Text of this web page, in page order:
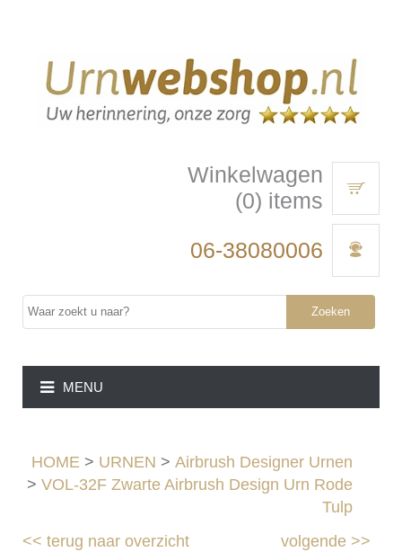
Winkelwagen
(0) items
06-38080006
Zoeken
MENU
HOME > URNEN > Airbrush Designer Urnen
> VOL-32F Zwarte Airbrush Design Urn Rode
Tulp
<<terug naar overzicht volgende>>